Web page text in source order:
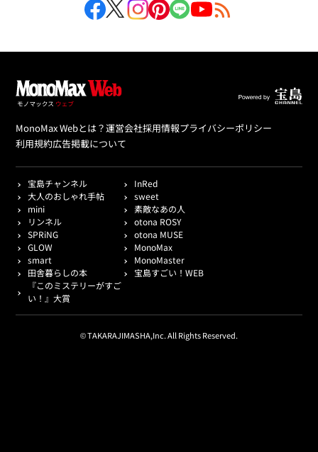
MonoMax Webとは？運営会社採用情報プライバシーポリシー
利用規約広告掲載について
宝島チャンネル
InRed
大人のおしゃれ手帖
sweet
mini
素敵なあの人
リンネル
otona ROSY
SPRiNG
otona MUSE
GLOW
MonoMax
smart
MonoMaster
田舎暮らしの本
宝島すごい！WEB
『このミステリーがすご
い！』大賞
© TAKARAJIMASHA,Inc. All Rights Reserved.